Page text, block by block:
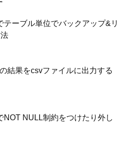
テーブル単位でバックアップ&リ
結果をcsvファイルに出力する
NOT NULL制約をつけたり外し